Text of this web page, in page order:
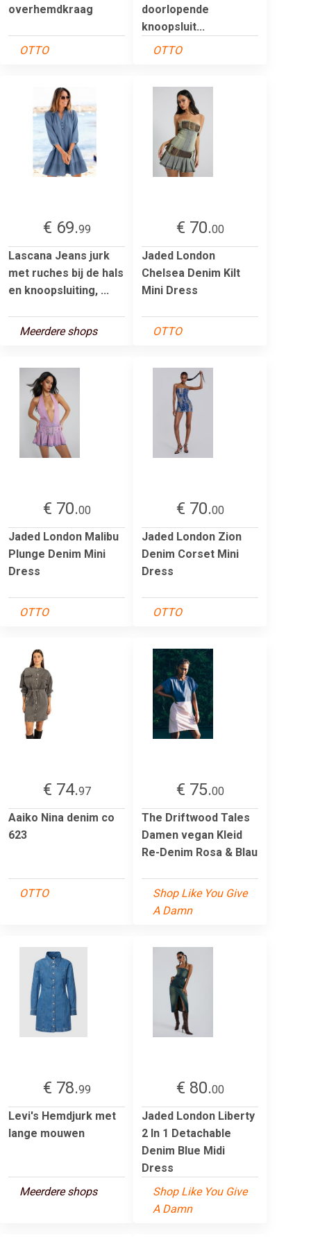
overhemdkraag
OTTO
doorlopende
knoopsluit...
OTTO
€ 69.99
Lascana Jeans jurk
met ruches bij de hals
en knoopsluiting, ...
Meerdere shops
€ 70.00
Jaded London
Chelsea Denim Kilt
Mini Dress
OTTO
€ 70.00
Jaded London Malibu
Plunge Denim Mini
Dress
OTTO
€ 70.00
Jaded London Zion
Denim Corset Mini
Dress
OTTO
€ 74.97
Aaiko Nina denim co
623
OTTO
€ 75.00
The Driftwood Tales
Damen vegan Kleid
Re-Denim Rosa & Blau
Shop Like You Give
A Damn
€ 78.99
Levi's Hemdjurk met
lange mouwen
Meerdere shops
€ 80.00
Jaded London Liberty
2 In 1 Detachable
Denim Blue Midi
Dress
Shop Like You Give
A Damn